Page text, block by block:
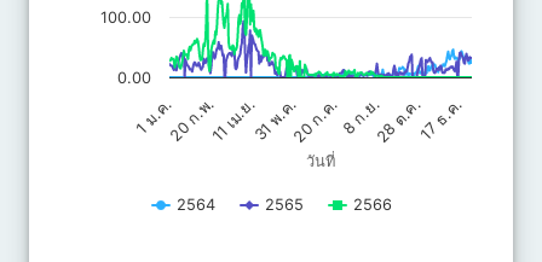
วันที่
1 ม.ค. 20 ก.ค.
20 ก.พ.11 เม.ย.31 พ.ค. 8 ก.ย.28 ต.ค.17 ธ.ค.
0.00
100.00
2564 2565 2566